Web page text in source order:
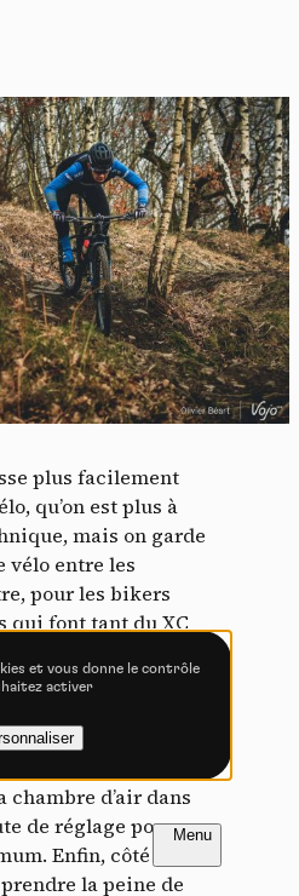
plus facilement
qu’on est plus à
mais on garde
vélo entre les
pour les bikers
font tant du XC
de leur donner
la remontée se fait
d’air dans
de réglage pour en
Enfin, côté
la peine de
PAGE 1 / 4
PAGE 1 / 4
gestion des
vous acceptez le dépôt et la
de technologies de suivi
de vidéo permettent d'enrichir
et augmentent sa
-Ce service peut déposer
-
et vous donne le contrôle
activer